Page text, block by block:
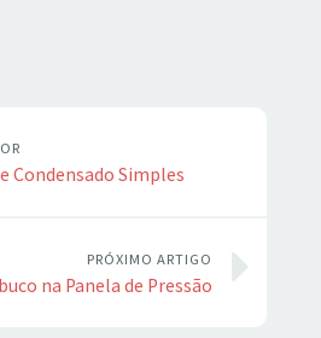
Condensado Simples
PRÓXIMO ARTIGO
na Panela de Pressão